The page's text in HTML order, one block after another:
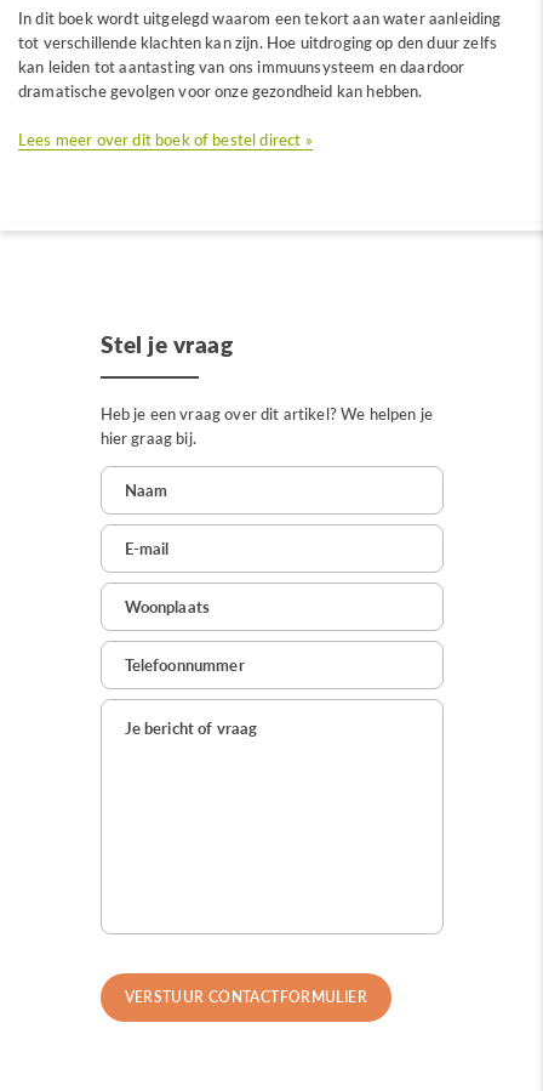
In dit boek wordt uitgelegd waarom een tekort aan water aanleiding
tot verschillende klachten kan zijn. Hoe uitdroging op den duur zelfs
kan leiden tot aantasting van ons immuunsysteem en daardoor
dramatische gevolgen voor onze gezondheid kan hebben.
Lees meer over dit boek of bestel direct »
Stel je vraag
Heb je een vraag over dit artikel? We helpen je
hier graag bij.